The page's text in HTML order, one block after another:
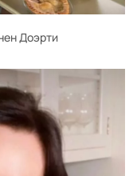
Доэрти